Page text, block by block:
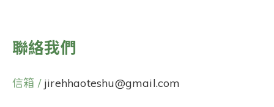
聯絡我們
信箱 / jirehhaoteshu@gmail.com